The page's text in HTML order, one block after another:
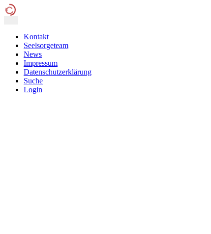
Kontakt
Seelsorgeteam
News
Impressum
Datenschutzerklärung
Suche
Login